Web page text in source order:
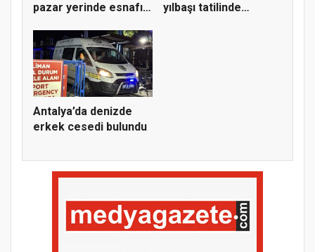
pazar yerinde esnafın
yılbaşı tatilinde
Antalya’da denizde
erkek cesedi bulundu